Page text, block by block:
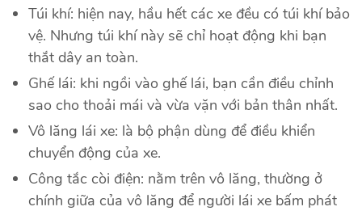
Túi khí: hiện nay, hầu hết các xe đều có túi khí bảo
vệ. Nhưng túi khí này sẽ chỉ hoạt động khi bạn
thắt dây an toàn.
Ghế lái: khi ngồi vào ghế lái, bạn cần điều chỉnh
sao cho thoải mái và vừa vặn với bản thân nhất.
Vô lăng lái xe: là bộ phận dùng để điều khiển
chuyển động của xe.
Công tắc còi điện: nằm trên vô lăng, thường ở
chính giữa của vô lăng để người lái xe bấm phát